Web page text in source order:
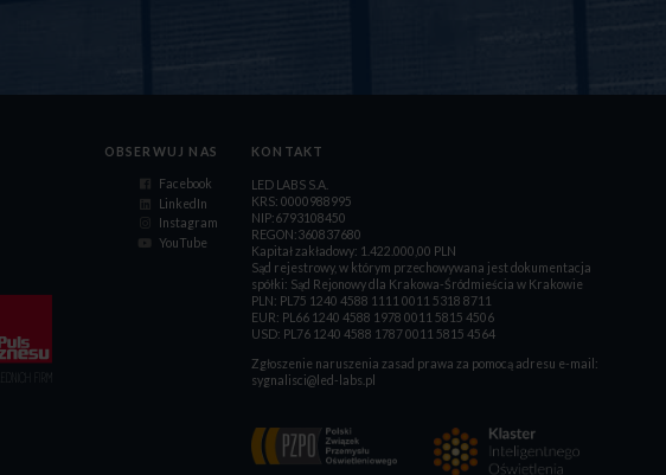
OBSERWUJ NAS
Facebook
LinkedIn
Instagram
YouTube
KONTAKT
LED LABS S.A.
KRS: 0000988995
NIP:6793108450
REGON:360837680
Kapitał zakładowy: 1.422.000,00 PLN
Sąd rejestrowy, w którym przechowywana jest dokumentacja
spółki: Sąd Rejonowy dla Krakowa-Śródmieścia w Krakowie
PLN: PL75 1240 4588 1111 0011 5318 8711
EUR: PL66 1240 4588 1978 0011 5815 4506
USD: PL76 1240 4588 1787 0011 5815 4564
Zgłoszenie naruszenia zasad prawa za pomocą adresu e-mail:
sygnalisci@led-labs.pl